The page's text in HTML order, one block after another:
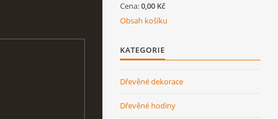
Cena:0,00 Kč
Obsah košíku
KATEGORIE
Dřevěné dekorace
Dřevěné hodiny